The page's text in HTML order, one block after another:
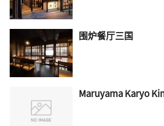
围炉餐厅三国
Maruyama Karyo